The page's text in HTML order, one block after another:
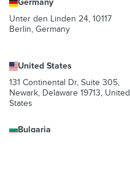
Germany
Unter den Linden 24, 10117
Berlin, Germany
United States
131 Continental Dr, Suite 305,
Newark, Delaware 19713, United
States
Bulgaria